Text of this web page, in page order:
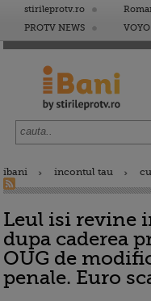
stirileprotv.ro
PROTV NEWS
VOYO
ibani incontul tau
Leul isi revine
dupa caderea
OUG de
penale. Euro